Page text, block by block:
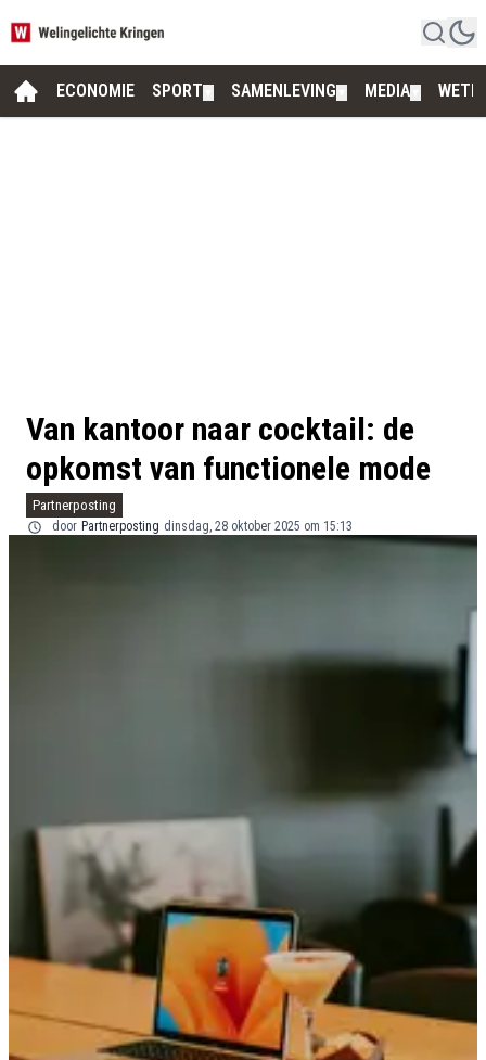
ECONOMIE SPORT SAMENLEVING MEDIA
Van kantoor naar cocktail: de
opkomst van functionele mode
Partnerposting
door Partnerposting dinsdag, 28 oktober 2025 om 15:13